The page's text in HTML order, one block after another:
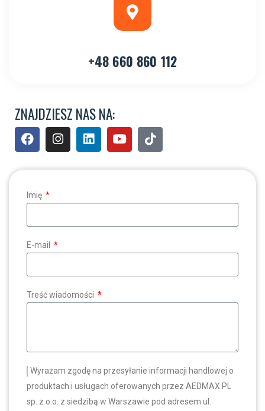
+48 660 860 112
ZNAJDZIESZ NAS NA:
Imię
E-mail
Treść wiadomości
Wyrażam zgodę na przesyłanie informacji handlowej o
produktach i usługach oferowanych przez AEDMAX.PL
sp. z o.o. z siedzibą w Warszawie pod adresem ul.